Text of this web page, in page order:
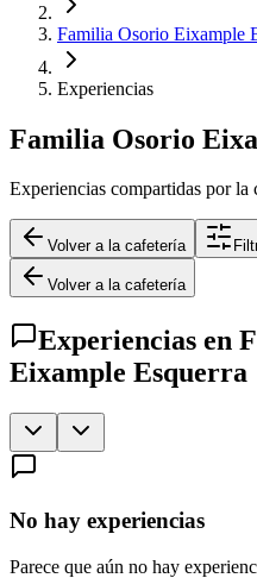
Familia Osorio Eixample
Experiencias
Familia Osorio
Experiencias compartidas por la
Volver a la cafetería
Volver a la cafetería
Experiencias en
Eixample Esquerra
No hay experiencias
Parece que aún no hay